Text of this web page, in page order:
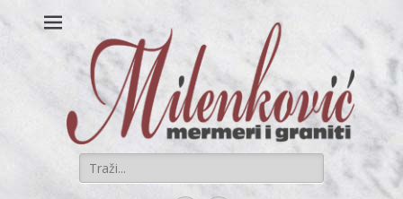
Mermer i granit
MILENKOVIĆ
sve kamenorezačke usluge na jednom mestu
Search
for: